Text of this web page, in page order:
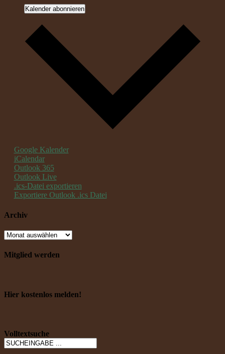
Kalender abonnieren
Google Kalender
iCalendar
Outlook 365
Outlook Live
.ics-Datei exportieren
Exportiere Outlook .ics Datei
Archiv
Mitglied werden
Hier kostenlos melden!
Volltextsuche